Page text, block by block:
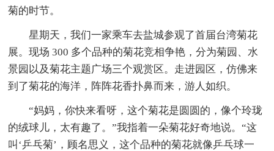
菊的时节。
星期天，我们一家乘车去盐城参观了首届台湾菊花
展。现场 300 多个品种的菊花竞相争艳，分为菊园、水
景园以及菊花主题广场三个观赏区。走进园区，仿佛来
到了菊花的海洋，阵阵花香扑鼻而来，游人如织。
“妈妈，你快来看呀，这个菊花是圆圆的，像个玲珑
的绒球儿，太有趣了。”我指着一朵菊花好奇地说。“这
叫‘乒乓菊’，顾名思义，这个品种的菊花就像乒乓球一